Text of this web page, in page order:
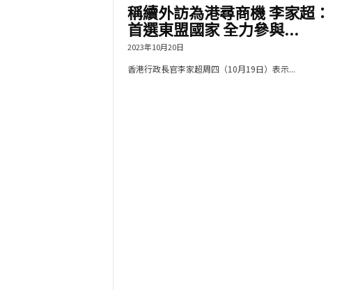
稱續外訪為港尋商機 李家超：
首選東盟國家 全力參與...
2023年10月20日
香港行政長官李家超周四（10月19日）表示...